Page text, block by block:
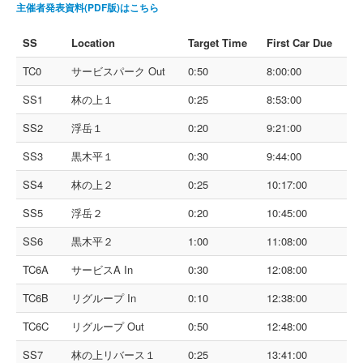
主催者発表資料(PDF版)はこちら
SS Location Target Time
First Car Due
TC0
サービスパーク Out 0:50
8:00:00
SS1
林の上１ 0:25
8:53:00
SS2
浮岳１ 0:20
9:21:00
SS3
黒木平１ 0:30
9:44:00
SS4
林の上２ 0:25
10:17:00
SS5
浮岳２ 0:20
10:45:00
SS6
黒木平２ 1:00
11:08:00
TC6A
サービスA In 0:30
12:08:00
TC6B
リグループ In 0:10
12:38:00
TC6C
リグループ Out 0:50
12:48:00
SS7
林の上リバース１ 0:25
13:41:00